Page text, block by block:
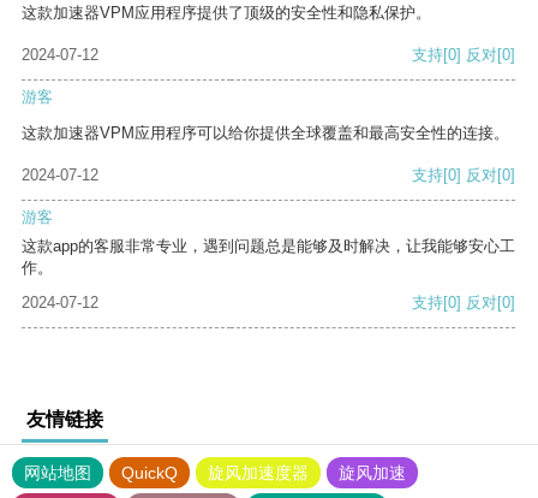
这款加速器VPM应用程序提供了顶级的安全性和隐私保护。
2024-07-12 支持[0] 反对[0]
游客
这款加速器VPM应用程序可以给你提供全球覆盖和最高安全性的连接。
2024-07-12 支持[0] 反对[0]
游客
这款app的客服非常专业，遇到问题总是能够及时解决，让我能够安心工
作。
2024-07-12
支持[0] 反对[0]
友情链接
网站地图 QuickQ 旋风加速度器
旋风加速